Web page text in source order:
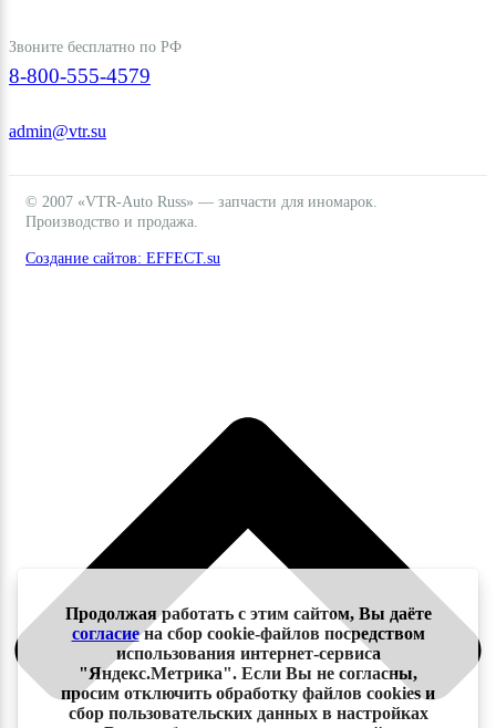
Звоните бесплатно по РФ
8-800-555-4579
admin@vtr.su
© 2007 «VTR-Auto Russ» — запчасти для иномарок.
Производство и продажа.
Создание сайтов: EFFECT.su
Продолжая работать с этим сайтом, Вы даёте
согласиена сбор cookie-файлов посредством
использования интернет-сервиса
"Яндекс.Метрика". Если Вы не согласны,
просим отключить обработку файлов cookies и
сбор пользовательских данных в настройках